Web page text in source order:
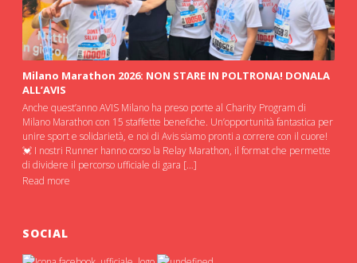
Milano Marathon 2026: NON STARE IN POLTRONA! DONALA
ALL’AVIS
Anche quest’anno AVIS Milano ha preso porte al Charity Program di
Milano Marathon con 15 staffette benefiche. Un’opportunità fantastica per
unire sport e solidarietà, e noi di Avis siamo pronti a correre con il cuore!
💓 I nostri Runner hanno corso la Relay Marathon, il format che permette
di dividere il percorso ufficiale di gara […]
Read more
SOCIAL